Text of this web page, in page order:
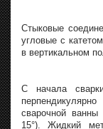
Стыковые
угловые с
в вертикальном
С начала
сварочной ванны
15°). Жидкий